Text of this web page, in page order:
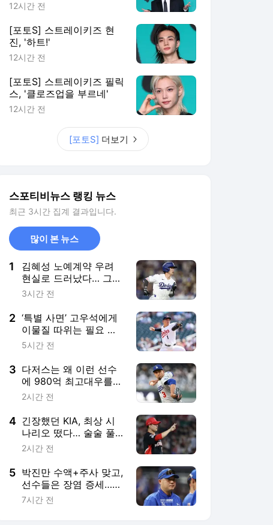
12시간 전
[포토S] 스트레이키즈 현
진, '하트!'
12시간 전
[포토S] 스트레이키즈 필릭
스, '클로즈업을 부르네'
12시간 전
[포토S] 더보기
스포티비뉴스 랭킹 뉴스
최근 3시간 집계 결과입니다.
많이 본 뉴스
1
김혜성 노예계약 우려
현실로 드러났다… 그냥
에인절스로 갈 껄 그랬
3시간 전
2 ‘특별 사면’ 고우석에게
이물질 따위는 필요 없
었다… "새 글러브 꼈다"
5시간 전
3 다저스는 왜 이런 선수
에 980억 최고대우를
한걸까…끝나지 않은 슬
155km 올랐는데"
2시간 전
4 긴장했던 KIA, 최상 시
나리오 떴다… 술술 풀
리는 군모델링, 금메달
2시간 전
5 박진만 수액+주사 맞고,
선수들은 장염 증세…사
직 폭염 여파인가 "안전
7시간 전